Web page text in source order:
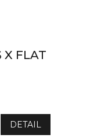
FLAT
DETAIL